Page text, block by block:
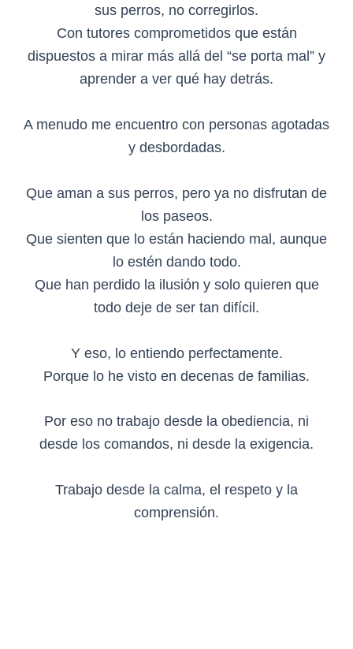
sus perros, no corregirlos.
Con tutores comprometidos que están
dispuestos a mirar más allá del “se porta mal” y
aprender a ver qué hay detrás.
A menudo me encuentro con personas agotadas
y desbordadas.
Que aman a sus perros, pero ya no disfrutan de
los paseos.
Que sienten que lo están haciendo mal, aunque
lo estén dando todo.
Que han perdido la ilusión y solo quieren que
todo deje de ser tan difícil.
Y eso, lo entiendo perfectamente.
Porque lo he visto en decenas de familias.
Por eso no trabajo desde la obediencia, ni
desde los comandos, ni desde la exigencia.
Trabajo desde la calma, el respeto y la
comprensión.